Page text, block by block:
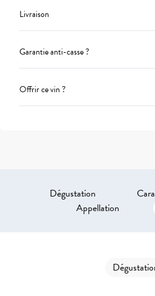
Livraison
Garantie anti-casse ?
Offrir ce vin ?
Dégustation
Appellation